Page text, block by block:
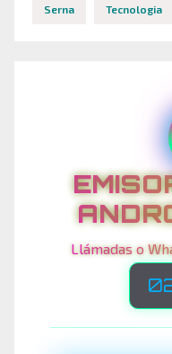
Serna Tecnologia
Llámadas o